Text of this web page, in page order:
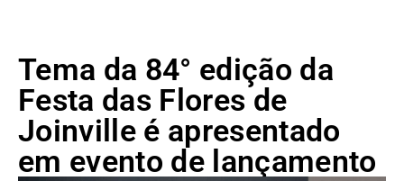
Tema da 84° edição da
Festa das Flores de
Joinville é apresentado
em evento de lançamento